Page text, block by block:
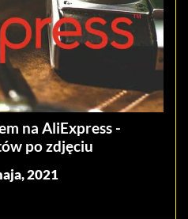
na AliExpress -
po zdjęciu
2021